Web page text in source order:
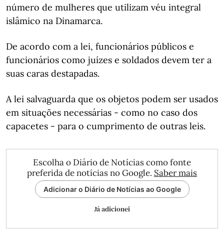
número de mulheres que utilizam véu integral
islâmico na Dinamarca.
De acordo com a lei, funcionários públicos e
funcionários como juízes e soldados devem ter a
suas caras destapadas.
A lei salvaguarda que os objetos podem ser usados
em situações necessárias - como no caso dos
capacetes - para o cumprimento de outras leis.
Escolha o Diário de Notícias como fonte
preferida de notícias no Google. Saber mais
Adicionar o Diário de Notícias ao Google
Já adicionei